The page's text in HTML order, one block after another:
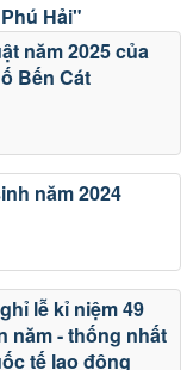
Hải"
năm 2025 của
Bến Cát
năm 2024
lễ kỉ niệm 49
năm - thống nhất
tế lao động